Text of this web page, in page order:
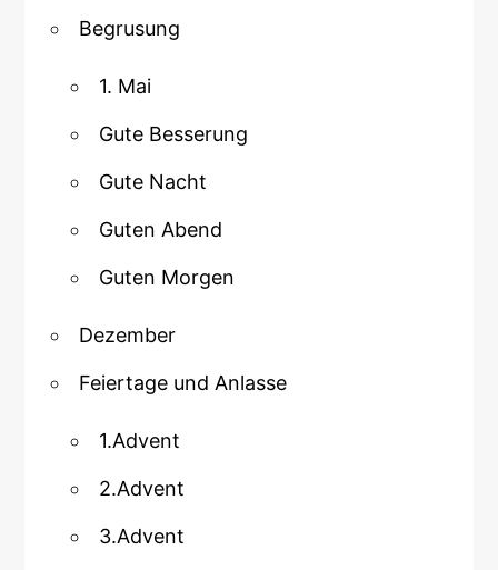
Begrusung
1. Mai
Gute Besserung
Gute Nacht
Guten Abend
Guten Morgen
Dezember
Feiertage und Anlasse
1.Advent
2.Advent
3.Advent